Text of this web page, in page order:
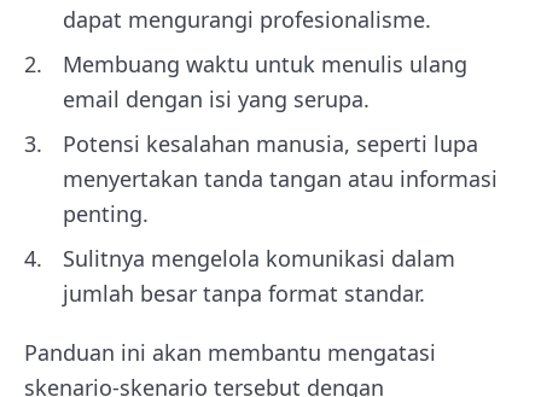
dapat mengurangi profesionalisme.
Membuang waktu untuk menulis ulang
email dengan isi yang serupa.
Potensi kesalahan manusia, seperti lupa
menyertakan tanda tangan atau informasi
penting.
Sulitnya mengelola komunikasi dalam
jumlah besar tanpa format standar.
Panduan ini akan membantu mengatasi
skenario-skenario tersebut dengan